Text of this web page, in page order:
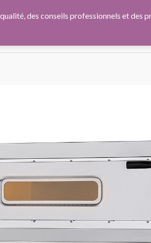
des conseils professionnels et